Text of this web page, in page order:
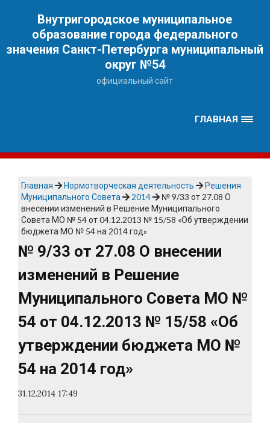
Внутригородское муниципальное
образование города федерального
значения Санкт-Петербурга муниципальный
округ №54
официальный сайт
ГЛАВНАЯ
Главная Нормотворческая деятельность
Решения
Муниципального Совета
2014
№ 9/33 от 27.08 О
внесении изменений в Решение Муниципального
Совета МО № 54 от 04.12.2013 № 15/58 «Об утверждении
бюджета МО № 54 на 2014 год»
№ 9/33 от 27.08 О внесении
изменений в Решение
Муниципального Совета МО №
54 от 04.12.2013 № 15/58 «Об
утверждении бюджета МО №
54 на 2014 год»
31.12.2014 17:49